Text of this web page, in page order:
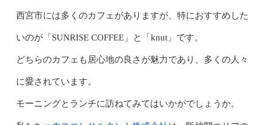
西宮市には多くのカフェがありますが、特におすすめした
いのが「SUNRISE COFFEE」と「knut」です。
どちらのカフェも居心地の良さが魅力であり、多くの人々
に愛されています。
モーニングとランチに訪ねてみてはいかがでしょうか。